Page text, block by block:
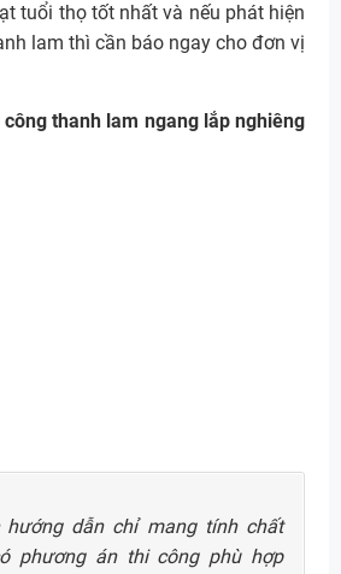
tuổi thọ tốt nhất và nếu phát hiện
lam thì cần báo ngay cho đơn vị
thanh lam ngang lắp nghiêng
dẫn chỉ mang tính chất
phương án thi công phù hợp